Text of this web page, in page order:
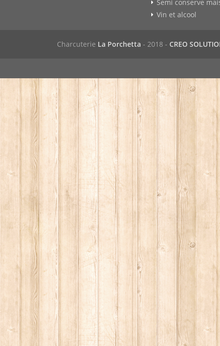
Semi conserve
Vin et alcool
Charcuterie La Porchetta - 2018 - CREO